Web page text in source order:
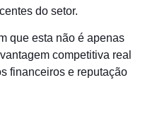
do setor.
que esta não é apenas
competitiva real
financeiros e reputação